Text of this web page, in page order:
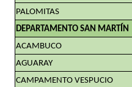
PALOMITAS
DEPARTAMENTO SAN MARTÍN
ACAMBUCO
AGUARAY
CAMPAMENTO VESPUCIO